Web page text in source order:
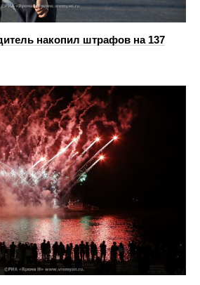
накопил штрафов на 137